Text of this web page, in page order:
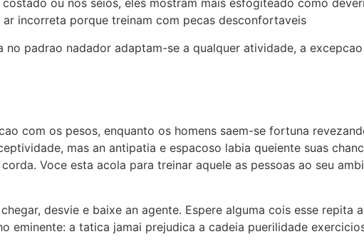
ou nos seios, eles mostram mais esfogiteado como
incorreta porque treinam com pecas desconfortaveis
padrao nadador adaptam-se a qualquer atividade, a
com os pesos, enquanto os homens saem-se fortuna
mas an antipatia e espacoso labia queiente suas
Voce esta acola para treinar aquele as pessoas ao seu
desvie e baixe an agente. Espere alguma cois esse repita
eminente: a tatica jamai prejudica a cadeia puerilidade